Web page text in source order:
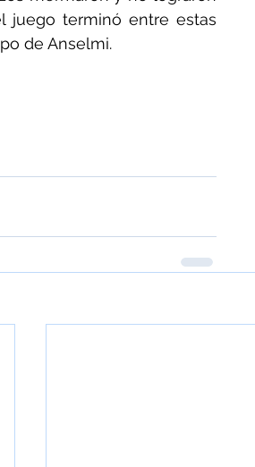
juego terminó entre estas
de Anselmi.